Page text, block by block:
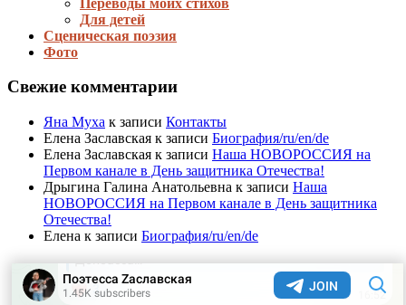
Для детей
Сценическая поэзия
Фото
Свежие комментарии
Яна Муха к записи Контакты
Елена Заславская к записи Биография/ru/en/de
Елена Заславская к записи Наша НОВОРОССИЯ на
Первом канале в День защитника Отечества!
Дрыгина Галина Анатольевна к записи Наша
НОВОРОССИЯ на Первом канале в День защитника
Отечества!
Елена к записи Биография/ru/en/de